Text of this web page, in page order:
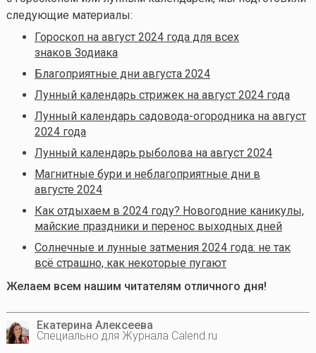
следующие материалы:
Гороскоп на август 2024 года для всех
знаков Зодиака
Благоприятные дни августа 2024
Лунный календарь стрижек на август 2024 года
Лунный календарь садовода-огородника на август
2024 года
Лунный календарь рыболова на август 2024
Магнитные бури и неблагоприятные дни в
августе 2024
Как отдыхаем в 2024 году? Новогодние каникулы,
майские праздники и перенос выходных дней
Солнечные и лунные затмения 2024 года: не так
всё страшно, как некоторые пугают
Желаем всем нашим читателям отличного дня!
Екатерина Алексеева
Специально для Журнала Calend.ru